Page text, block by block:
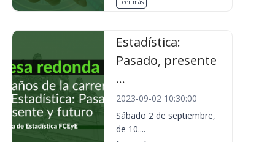
Leer más
Estadística:
Pasado, presente
...
2023-09-02 10:30:00
Sábado 2 de septiembre,
de 10....